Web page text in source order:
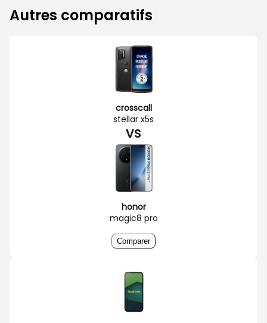
Autres comparatifs
crosscall
stellar x5s
VS
honor
magic8 pro
Comparer